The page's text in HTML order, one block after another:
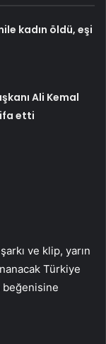
kadın öldü, eşi
Ali Kemal
etti
ve klip, yarın
Türkiye
beğenisine